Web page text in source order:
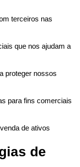
terceiros nas
que nos ajudam a
proteger nossos
para fins comerciais
de ativos
de